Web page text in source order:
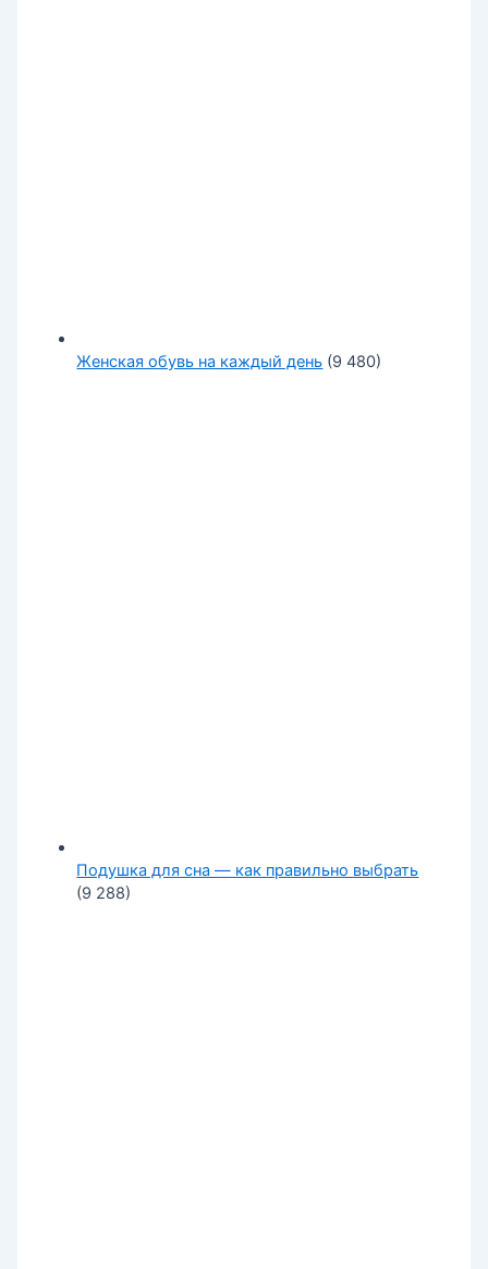
Женская обувь на каждый день (9 480)
Подушка для сна — как правильно выбрать
(9 288)